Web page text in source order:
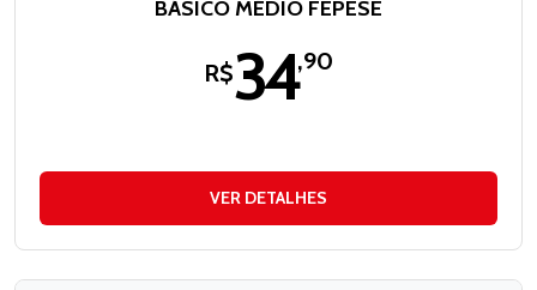
BÁSICO MÉDIO FEPESE
R$34,90
VER DETALHES